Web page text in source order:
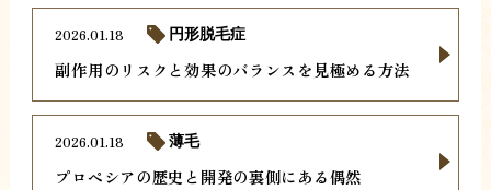
副作用のリスクと効果のバランスを見極める方法
2026.01.18 円形脱毛症
プロペシアの歴史と開発の裏側にある偶然
2026.01.18 薄毛